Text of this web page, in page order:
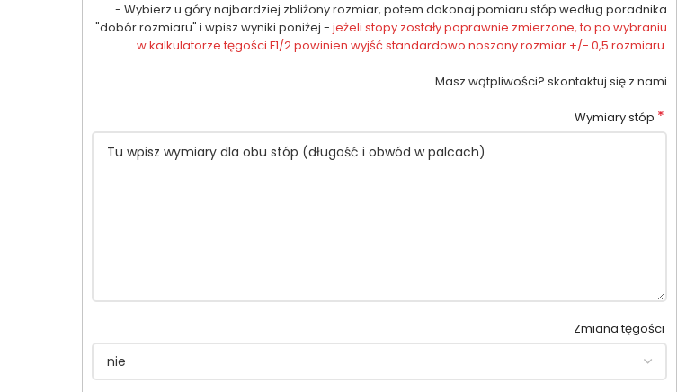
- Wybierz u góry najbardziej zbliżony rozmiar, potem dokonaj pomiaru stóp według poradnika
"dobór rozmiaru" i wpisz wyniki poniżej - jeżeli stopy zostały poprawnie zmierzone, to po wybraniu
w kalkulatorze tęgości F1/2 powinien wyjść standardowo noszony rozmiar +/- 0,5 rozmiaru.
Masz wątpliwości? skontaktuj się z nami
Wymiary stóp *
Zmiana tęgości